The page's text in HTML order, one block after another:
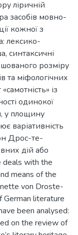
ліричній
засобів мовно-
кожної з
лексико-
синтаксичні
розміру
та міфологічних
із
одинокої
у площину
варіативність
Дрос-те-
дій або
deals with the
means of the
von Droste-
literature
been analysed:
on the review of